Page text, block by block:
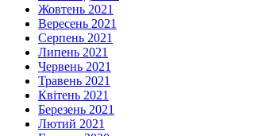
Жовтень 2021
Вересень 2021
Серпень 2021
Липень 2021
Червень 2021
Травень 2021
Квітень 2021
Березень 2021
Лютий 2021